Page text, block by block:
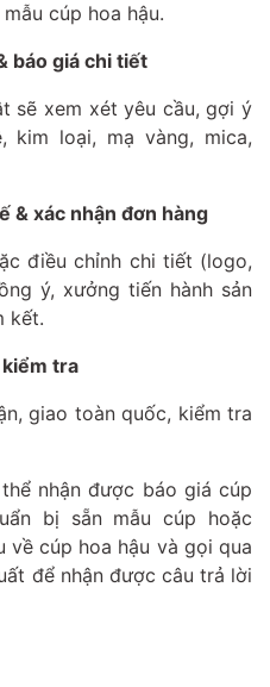
cúp hoa hậu.
báo giá chi tiết
sẽ xem xét yêu cầu, gợi ý
kim loại, mạ vàng, mica,
& xác nhận đơn hàng
điều chỉnh chi tiết (logo,
ý, xưởng tiến hành sản
kết.
tra
giao toàn quốc, kiểm tra
nhận được báo giá cúp
bị sẵn mẫu cúp hoặc
về cúp hoa hậu và gọi qua
để nhận được câu trả lời